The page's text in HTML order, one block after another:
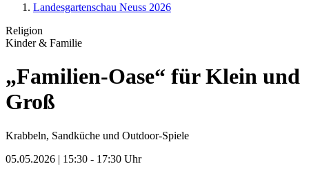
Landesgartenschau Neuss 2026
Religion
Kinder & Familie
„Familien-Oase“ für Klein und
Groß
Krabbeln, Sandküche und Outdoor-Spiele
05.05.2026 | 15:30 - 17:30 Uhr